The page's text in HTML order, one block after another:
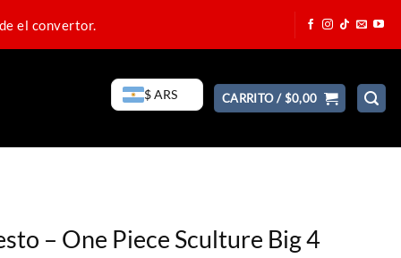
el convertor.
$ ARS CARRITO /$0,00
– One Piece Sculture Big 4